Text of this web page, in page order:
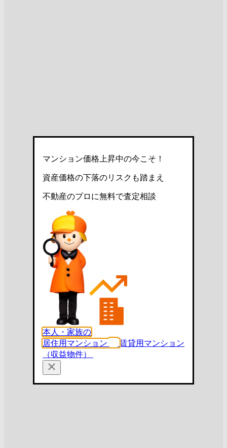
マンション価格上昇中の今こそ！
資産価格の下落のリスクも踏まえ
不動産のプロに無料で査定相談
本人・家族の
居住用マンション
賃貸用マンション
（収益物件）